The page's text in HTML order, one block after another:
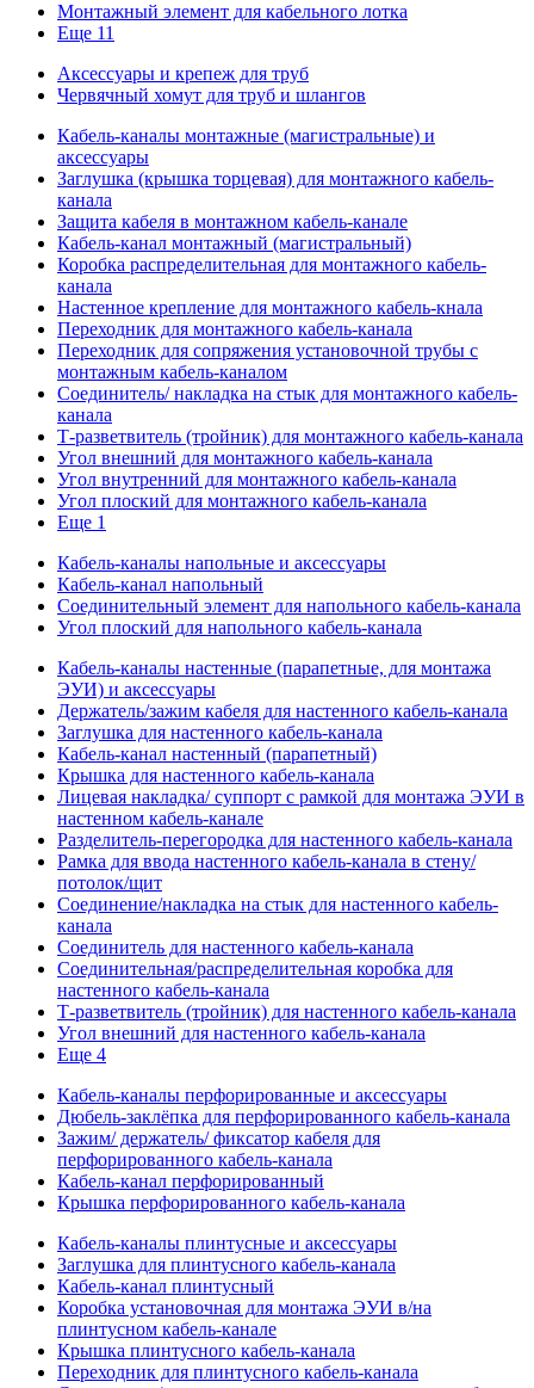
Монтажный элемент для кабельного лотка
Еще 11
Аксессуары и крепеж для труб
Червячный хомут для труб и шлангов
Кабель-каналы монтажные (магистральные) и
аксессуары
Заглушка (крышка торцевая) для монтажного кабель-
канала
Защита кабеля в монтажном кабель-канале
Кабель-канал монтажный (магистральный)
Коробка распределительная для монтажного кабель-
канала
Настенное крепление для монтажного кабель-кнала
Переходник для монтажного кабель-канала
Переходник для сопряжения установочной трубы с
монтажным кабель-каналом
Соединитель/ накладка на стык для монтажного кабель-
канала
Т-разветвитель (тройник) для монтажного кабель-канала
Угол внешний для монтажного кабель-канала
Угол внутренний для монтажного кабель-канала
Угол плоский для монтажного кабель-канала
Еще 1
Кабель-каналы напольные и аксессуары
Кабель-канал напольный
Соединительный элемент для напольного кабель-канала
Угол плоский для напольного кабель-канала
Кабель-каналы настенные (парапетные, для монтажа
ЭУИ) и аксессуары
Держатель/зажим кабеля для настенного кабель-канала
Заглушка для настенного кабель-канала
Кабель-канал настенный (парапетный)
Крышка для настенного кабель-канала
Лицевая накладка/ суппорт с рамкой для монтажа ЭУИ в
настенном кабель-канале
Разделитель-перегородка для настенного кабель-канала
Рамка для ввода настенного кабель-канала в стену/
потолок/щит
Соединение/накладка на стык для настенного кабель-
канала
Соединитель для настенного кабель-канала
Соединительная/распределительная коробка для
настенного кабель-канала
Т-разветвитель (тройник) для настенного кабель-канала
Угол внешний для настенного кабель-канала
Еще 4
Кабель-каналы перфорированные и аксессуары
Дюбель-заклёпка для перфорированного кабель-канала
Зажим/ держатель/ фиксатор кабеля для
перфорированного кабель-канала
Кабель-канал перфорированный
Крышка перфорированного кабель-канала
Кабель-каналы плинтусные и аксессуары
Заглушка для плинтусного кабель-канала
Кабель-канал плинтусный
Коробка установочная для монтажа ЭУИ в/на
плинтусном кабель-канале
Крышка плинтусного кабель-канала
Переходник для плинтусного кабель-канала